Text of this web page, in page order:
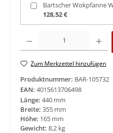
Bartscher Wokpfanne
128,52 €
Produkt Anzahl: Gib den
Zum Merkzettel hinzufügen
Produktnummer: BAR-105732
EAN: 4015613706498
Länge: 440 mm
Breite: 355 mm
Höhe: 165 mm
Gewicht: 8,2 kg